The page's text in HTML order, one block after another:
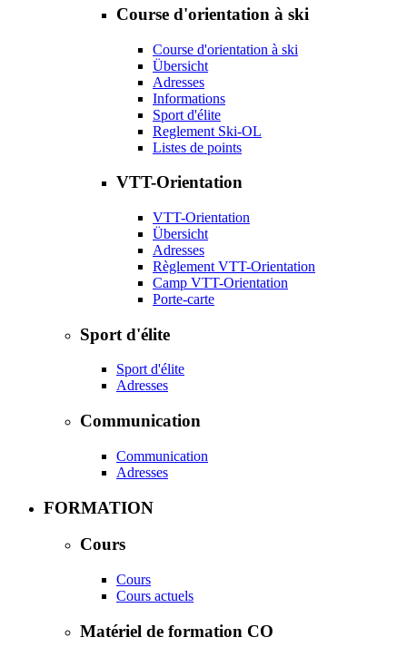
Course d'orientation à ski
Course d'orientation à ski
Übersicht
Adresses
Informations
Sport d'élite
Reglement Ski-OL
Listes de points
VTT-Orientation
VTT-Orientation
Übersicht
Adresses
Règlement VTT-Orientation
Camp VTT-Orientation
Porte-carte
Sport d'élite
Sport d'élite
Adresses
Communication
Communication
Adresses
FORMATION
Cours
Cours
Cours actuels
Matériel de formation CO